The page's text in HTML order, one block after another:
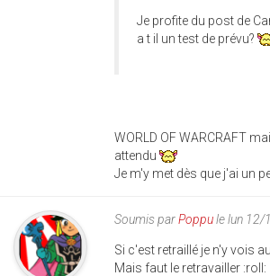
Je profite du post de
a t il un test de prévu?
WORLD OF WARCRAFT
attendu
Je m'y met dès que j'ai un
Soumis parPoppule lun 12/
Si c'est retraillé je n'y vois
Mais faut le retravailler :roll: